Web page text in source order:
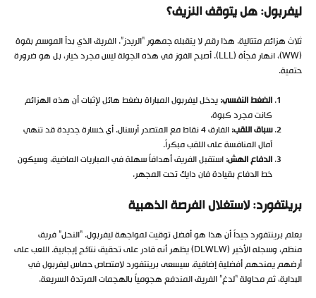
ليفربول: هل يتوقف النزيف؟
ثلاث هزائم متتالية. هذا رقم لا يتقبله جمهور “الريدز”. الفريق الذي بدأ الموسم بقوة
(WW)، انهار فجأة (LLL). أصبح الفوز في هذه الجولة ليس مجرد خيار، بل هو ضرورة
حتمية.
الضغط النفسي:يدخل ليفربول المباراة بضغط هائل لإثبات أن هذه الهزائم
كانت مجرد كبوة.
سباق اللقب:
الفارق 4 نقاط مع المتصدر أرسنال. أي خسارة جديدة قد تنهي
آمال المنافسة على اللقب مبكراً.
الدفاع الهش:استقبل الفريق أهدافاً سهلة في المباريات الماضية، وسيكون
خط الدفاع بقيادة فان دايك تحت المجهر.
برينتفورد: لاستغلال الفرصة الذهبية
يعلم برينتفورد جيداً أن هذا هو أفضل توقيت لمواجهة ليفربول. “النحل” فريق
منظم، وسجله الأخير (DLWLW) يظهر أنه قادر على تحقيق نتائج إيجابية. اللعب على
أرضهم يمنحهم أفضلية إضافية. سيسعى برينتفورد لامتصاص حماس ليفربول في
البداية، ثم محاولة “لدغ” الفريق المندفع هجومياً بالهجمات المرتدة السريعة.